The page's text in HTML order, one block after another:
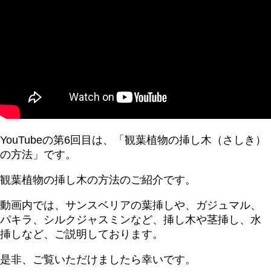
YouTubeの第6回目は、「観葉植物の挿し木（さしき）
の方法」です。
観葉植物の挿し木の方法のご紹介です。
動画内では、サンスベリアの葉挿しや、ガジュマル、
パキラ、シルクジャスミンなど、挿し木や茎挿し、水
挿しなど、ご説明しております。
是非、ご覧いただけましたら幸いです。